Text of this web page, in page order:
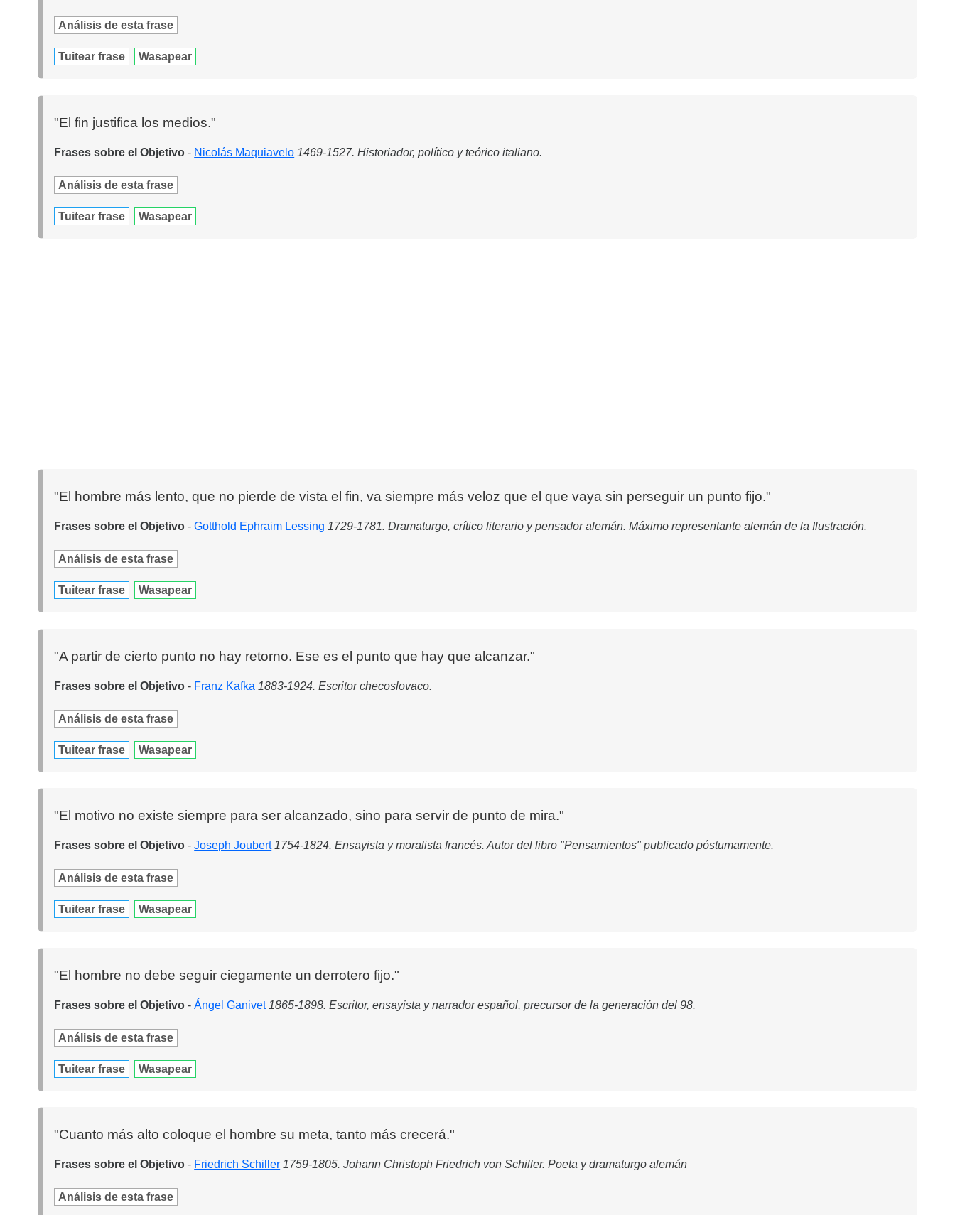
Análisis de esta frase
Tuitear frase Wasapear
"El fin justifica los medios."
Frases sobre el Objetivo - Nicolás Maquiavelo 1469-1527. Historiador, político y teórico italiano.
Análisis de esta frase
Tuitear frase Wasapear
"El hombre más lento, que no pierde de vista el fin, va siempre más veloz que el que vaya sin perseguir un punto fijo."
Frases sobre el Objetivo -Gotthold Ephraim Lessing 1729-1781. Dramaturgo, crítico literario y pensador alemán. Máximo representante alemán de la Ilustración.
Análisis de esta frase
Tuitear frase Wasapear
"A partir de cierto punto no hay retorno. Ese es el punto que hay que alcanzar."
Frases sobre el Objetivo - Franz Kafka 1883-1924. Escritor checoslovaco.
Análisis de esta frase
Tuitear frase Wasapear
"El motivo no existe siempre para ser alcanzado, sino para servir de punto de mira."
Frases sobre el Objetivo -Joseph Joubert 1754-1824. Ensayista y moralista francés. Autor del libro "Pensamientos" publicado póstumamente.
Análisis de esta frase
Tuitear frase Wasapear
"El hombre no debe seguir ciegamente un derrotero fijo."
Frases sobre el Objetivo -Ángel Ganivet 1865-1898. Escritor, ensayista y narrador español, precursor de la generación del 98.
Análisis de esta frase
Tuitear frase Wasapear
"Cuanto más alto coloque el hombre su meta, tanto más crecerá."
Frases sobre el Objetivo - Friedrich Schiller 1759-1805. Johann Christoph Friedrich von Schiller. Poeta y dramaturgo alemán
Análisis de esta frase